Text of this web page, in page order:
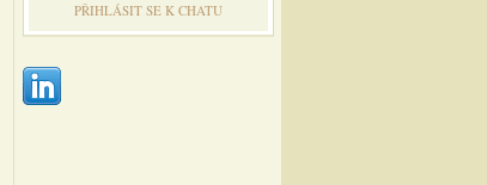
PŘIHLÁSIT SE K CHATU